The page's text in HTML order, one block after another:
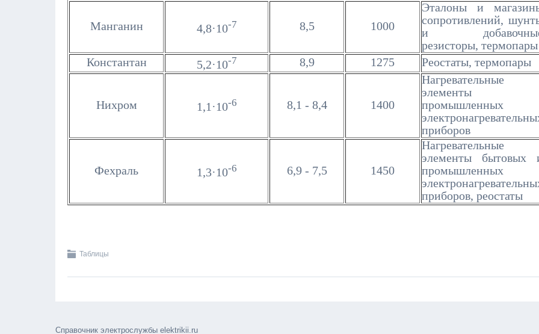
Манганин 4,8·10-7 8,5 1000
Эталоны и
сопротивлений,
и
резисторы, термопары
Константан
5,2·10-7 8,9 1275 Реостаты, термопары
Нихром 1,1·10-6 8,1 - 8,4 1400
Нагревательные
элементы
промышленных
приборов
Фехраль 1,3·10-6 6,9 - 7,5 1450
Нагревательные
элементы бытовых
промышленных
приборов, реостаты
Таблицы
Справочник электрослужбы elektrikii.ru